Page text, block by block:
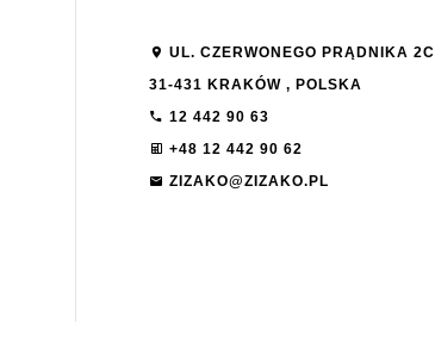
UL. CZERWONEGO PRĄDNIKA 2C
31-431 KRAKÓW , POLSKA
12 442 90 63
+48 12 442 90 62
ZIZAKO@ZIZAKO.PL